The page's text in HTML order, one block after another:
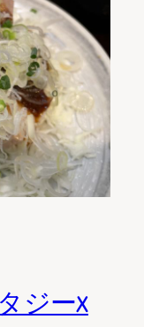
ジーX